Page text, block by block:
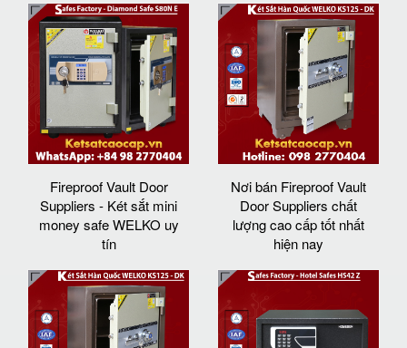
Fireproof Vault Door
Suppliers - Két sắt mini
money safe WELKO uy
tín
Nơi bán Fireproof Vault
Door Suppliers chất
lượng cao cấp tốt nhất
hiện nay